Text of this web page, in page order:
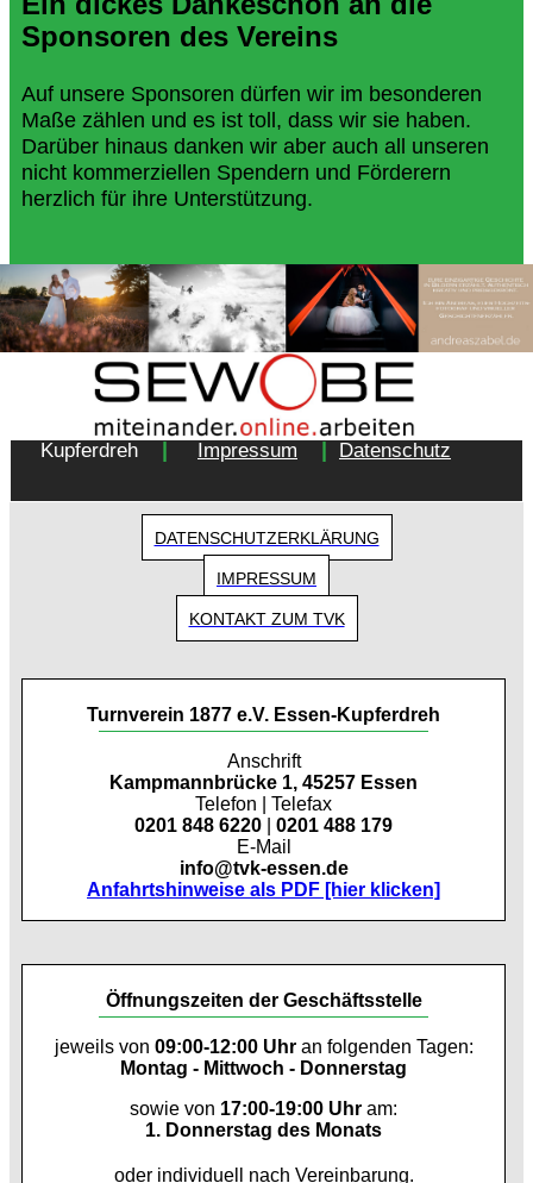
Sponsoren des Vereins
Auf unsere Sponsoren dürfen wir im besonderen
Maße zählen und es ist toll, dass wir sie haben.
Darüber hinaus danken wir aber auch all unseren
nicht kommerziellen Spendern und Förderern
herzlich für ihre Unterstützung.
Copyright 2018 - Turnverein 1877 e.V. Essen-
Kupferdreh
| Impressum | Datenschutz
DATENSCHUTZERKLÄRUNG
IMPRESSUM
KONTAKT ZUM TVK
Turnverein 1877 e.V. Essen-Kupferdreh
Anschrift
Kampmannbrücke 1, 45257 Essen
Telefon | Telefax
0201 848 6220
0201 488 179
E-Mail
info@tvk-essen.de
Anfahrtshinweise als PDF [hier klicken]
Öffnungszeiten der Geschäftsstelle
jeweils von 09:00-12:00 Uhran folgenden Tagen:
Montag - Mittwoch - Donnerstag
sowie von 17:00-19:00 Uhr am:
1. Donnerstag des Monats
oder individuell nach Vereinbarung.